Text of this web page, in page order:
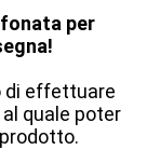
per
di effettuare
quale poter